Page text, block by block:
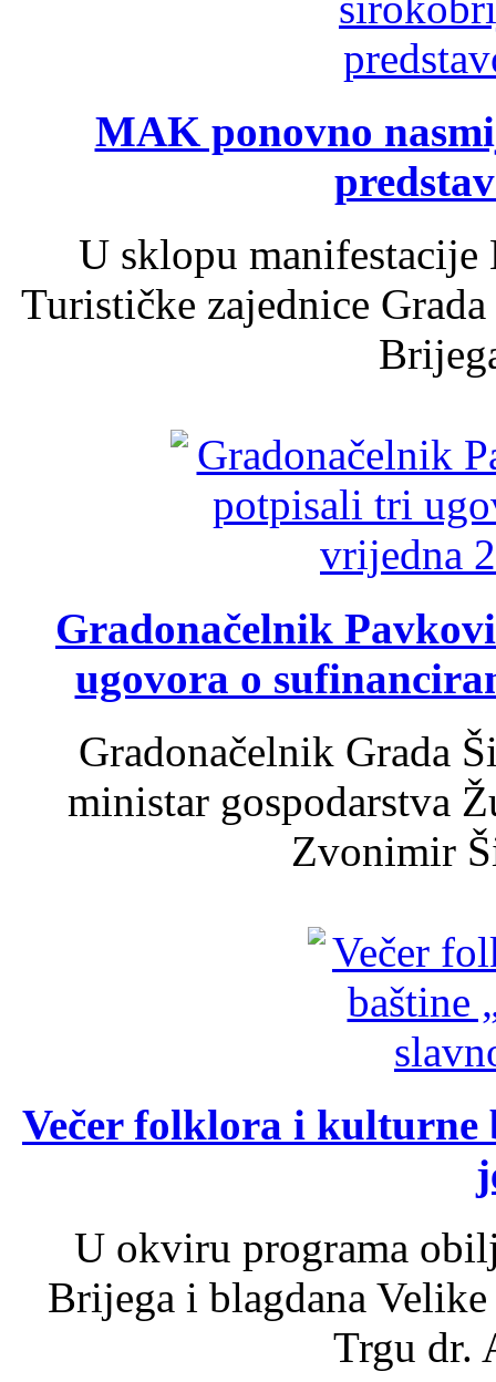
MAK ponovno
U sklopu
Turističke zajednice
Gradonačelnik
ugovora o
Gradonačelnik Grada
ministar gospodarstva
Zvonimir
Večer folklora i kulturne
U okviru programa
Brijega i blagdana
Trgu dr.